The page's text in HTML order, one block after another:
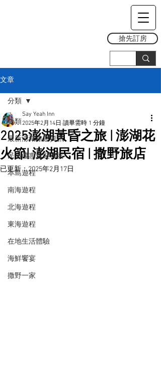
搶先訂房
文章
分類
最新澎湖旅遊資訊
民宿優惠套裝專案
本島遊程
南海遊程
北海遊程
東海遊程
在地生活體驗
海鮮饗宴
撒野一家
分類
2025澎湖黃昏之旅 | 澎湖花
火節| 澎湖民宿 | 撒野旅店
Say Yeah Inn
2025年2月14日 讀畢需時 1 分鐘
已更新：2025年2月17日